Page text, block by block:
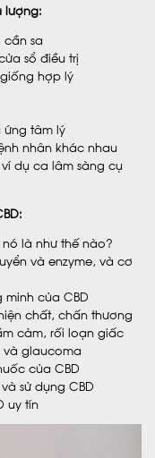
lượng:
sa
sổ điều trị
hợp lý
tâm lý
nhân khác nhau
dụ ca lâm sàng cụ
là như thế nào?
và enzyme, và cơ
của CBD
chất, chấn thương
cảm, rối loạn giấc
glaucoma
của CBD
sử dụng CBD
uy tín